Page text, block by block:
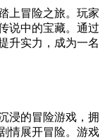
上冒险之旅。玩家
说中的宝藏。通过
升实力，成为一名
浸的冒险游戏，拥
情展开冒险。游戏